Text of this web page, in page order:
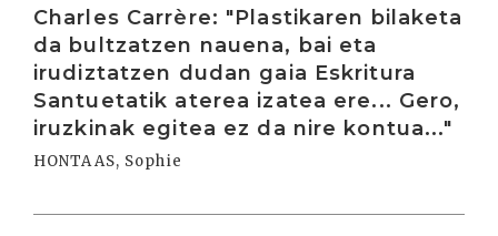
Charles Carrère: "Plastikaren bilaketa
da bultzatzen nauena, bai eta
irudiztatzen dudan gaia Eskritura
Santuetatik aterea izatea ere... Gero,
iruzkinak egitea ez da nire kontua..."
HONTAAS, Sophie